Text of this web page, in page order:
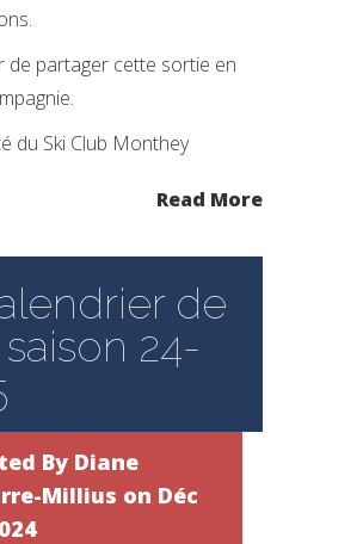
de partager cette sortie en
du Ski Club Monthey
Read More
de
saison 24-
By Diane
Millius on Déc